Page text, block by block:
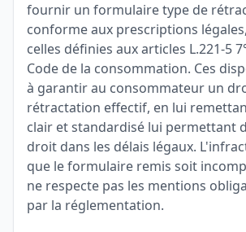
fournir un formulaire type de
conforme aux prescriptions
celles définies aux articles L.221-5
Code de la consommation. Ces
à garantir au consommateur un
rétractation effectif, en lui
clair et standardisé lui permettant
droit dans les délais légaux.
que le formulaire remis soit
ne respecte pas les mentions
par la réglementation.